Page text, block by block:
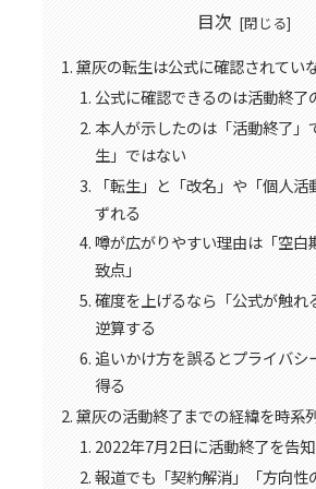
目次
黛灰の転生は公式に確認されてい
公式に確認できるのは活動終了
本人が示したのは「活動終了」
生」ではない
「転生」と「改名」や「個人
ずれる
噂が広がりやすい理由は「空白
致点」
確度を上げるなら「公式が触れ
逆算する
追いかけ方を誤るとプライバシ
得る
黛灰の活動終了までの経緯を時系
2022年7月2日に活動終了を告
報道でも「契約解消」「方向性